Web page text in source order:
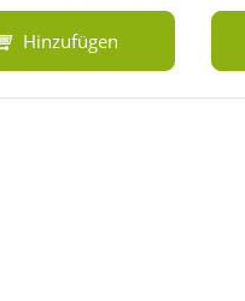
Hinzufügen